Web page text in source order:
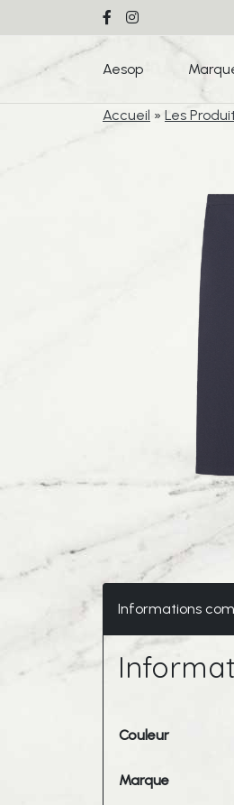
Aesop
Accueil » Les
Informations
Couleur
Marque